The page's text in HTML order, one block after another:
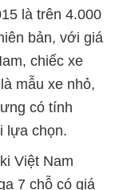
là trên 4.000
bản, với giá
chiếc xe
mẫu xe nhỏ,
có tính
lựa chọn.
Việt Nam
7 chỗ có giá